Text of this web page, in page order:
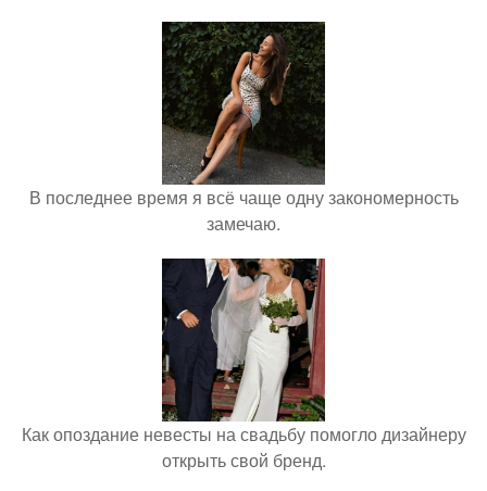
В последнее время я всё чаще одну закономерность
замечаю.
Как опоздание невесты на свадьбу помогло дизайнеру
открыть свой бренд.